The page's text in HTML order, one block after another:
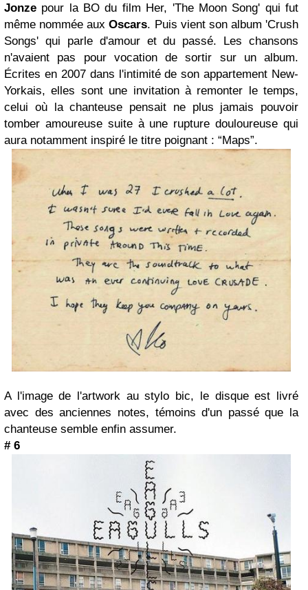
Jonze pour la BO du film Her, 'The Moon Song' qui fut
même nommée auxOscars. Puis vient son album 'Crush
Songs' qui parle d'amour et du passé. Les chansons
n'avaient pas pour vocation de sortir sur un album.
Écrites en 2007 dans l'intimité de son appartement New-
Yorkais, elles sont une invitation à remonter le temps,
celui où la chanteuse pensait ne plus jamais pouvoir
tomber amoureuse suite à une rupture douloureuse qui
aura notamment inspiré le titre poignant : “Maps”.
A l'image de l'artwork au stylo bic, le disque est livré
avec des anciennes notes, témoins d'un passé que la
chanteuse semble enfin assumer.
# 6